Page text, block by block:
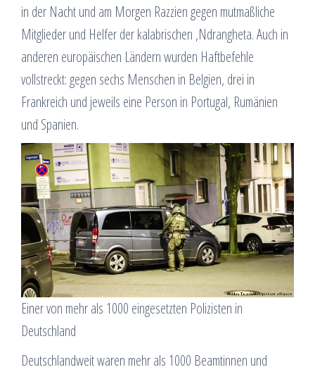
in der Nacht und am Morgen Razzien gegen mutmaßliche
Mitglieder und Helfer der kalabrischen ‚Ndrangheta. Auch in
anderen europäischen Ländern wurden Haftbefehle
vollstreckt: gegen sechs Menschen in Belgien, drei in
Frankreich und jeweils eine Person in Portugal, Rumänien
und Spanien.
Einer von mehr als 1000 eingesetzten Polizisten in
Deutschland
Deutschlandweit waren mehr als 1000 Beamtinnen und